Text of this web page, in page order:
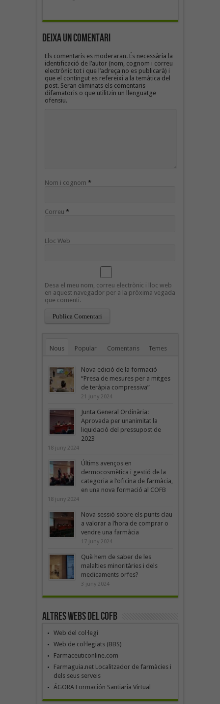
Deixa un Comentari
Els comentaris es moderaran. És necessària la
identificació de l’autor (nom, cognom i correu
electrònic tot i que l’adreça no es publicarà) i
que el contingut es refereixi a la temàtica del
post. Seran eliminats els comentaris
difamatoris o que utilitzin un llenguatge
ofensiu.
Nom i cognom *
Correu *
Lloc Web
Desa el meu nom, correu electrònic i lloc web
en aquest navegador per a la pròxima vegada
que comenti.
Nous Popular Comentaris Temes
Nova edició de la formació
“Presa de mesures per a mitges
de teràpia compressiva”
21 juny 2024
Junta General Ordinària:
Aprovada per unanimitat la
liquidació del pressupost de
2023
18 juny 2024
Últims avenços en
dermocosmètica i gestió de la
categoria a l’oficina de farmàcia,
en una nova formació al COFB
18 juny 2024
Nova sessió sobre els punts clau
a valorar a l’hora de comprar o
vendre una farmàcia
17 juny 2024
Què hem de saber de les
malalties minoritàries i dels
medicaments orfes?
3 juny 2024
Altres webs del COFB
Web del col·legi
Web de col·legiats (BBS)
Farmaceuticonline.com
Farmaguia.net Localitzador de farmàcies i
dels seus serveis
ÁGORA Formación Santiaria Virtual